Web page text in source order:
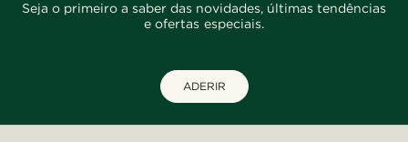
Seja o primeiro a saber das novidades, últimas tendências
e ofertas especiais.
ADERIR